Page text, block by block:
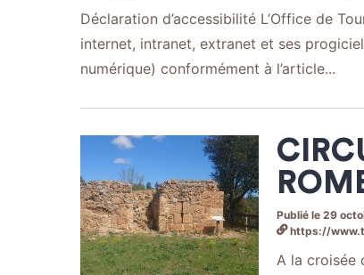
Déclaration d’accessibilité L’Office de
internet, intranet, extranet et ses
numérique) conformément à l’article...
Publié le 29
https://
A la croisée